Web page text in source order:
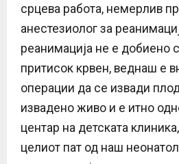
срцева работа, немерлив
анестезиолог за
реанимација не е добиено
притисок крвен, веднаш е
операции да се извади
извадено живо и е итно
центар на детската
целиот пат од наш